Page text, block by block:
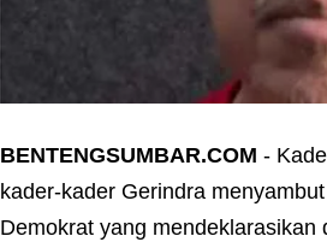
BENTENGSUMBAR.COM -
kader-kader Gerindra
Demokrat yang